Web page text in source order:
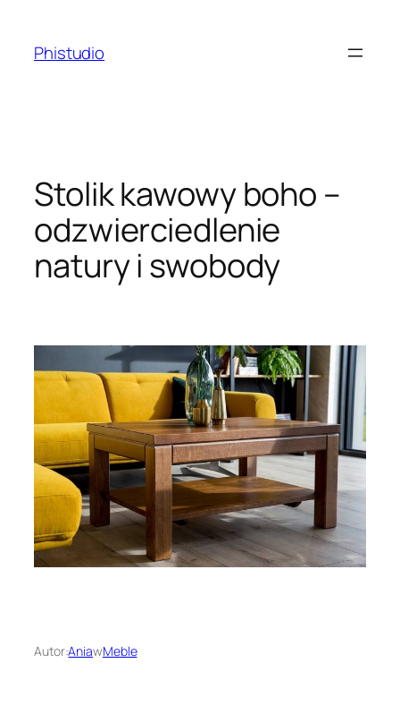
treściPhistudio
Stolik kawowy boho –
odzwierciedlenie
natury i swobody
Autor:AniawMeble